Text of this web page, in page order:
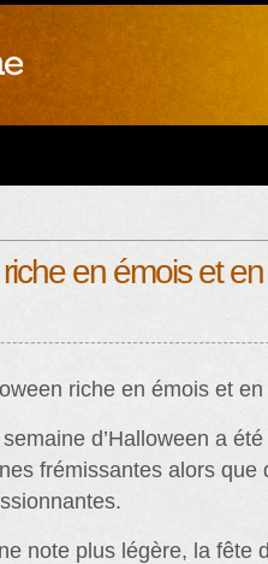
en émois et
riche en émois et
d’Halloween a
frémissantes alors que
note plus légère, la fête